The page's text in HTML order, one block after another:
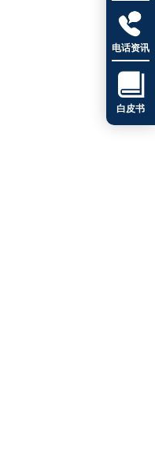

电话资讯

白皮书